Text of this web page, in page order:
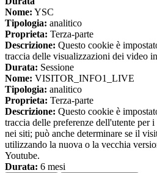
Nome: YSC
Tipologia: analitico
Proprieta: Terza-parte
Descrizione: Questo cookie è
traccia delle visualizzazioni dei video
Durata: Sessione
Nome: VISITOR_INFO1_LIVE
Tipologia: analitico
Proprieta: Terza-parte
Descrizione: Questo cookie è
traccia delle preferenze dell'utente per
nei siti; può anche determinare se il
utilizzando la nuova o la vecchia
Youtube.
Durata: 6 mesi